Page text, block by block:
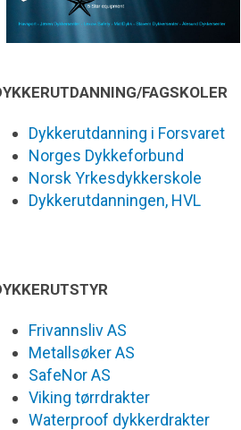
FAGSKOLER
Dykkerutdanning i Forsvaret
Norges Dykkeforbund
Norsk Yrkesdykkerskole
Dykkerutdanningen, HVL
Frivannsliv AS
Metallsøker AS
SafeNor AS
Viking tørrdrakter
Waterproof dykkerdrakter